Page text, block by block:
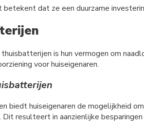
betekent dat ze een duurzame
is hun vermogen om
voor huiseigenaren.
biedt huiseigenaren de mogelijkheid
resulteert in aanzienlijke